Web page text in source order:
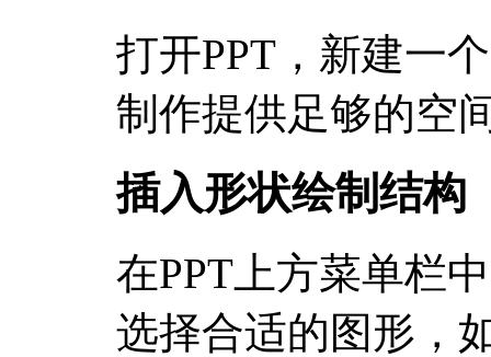
打开PPT，新建一
制作提供足够的空
插入形状绘制结构
在PPT上方菜单栏
选择合适的图形，